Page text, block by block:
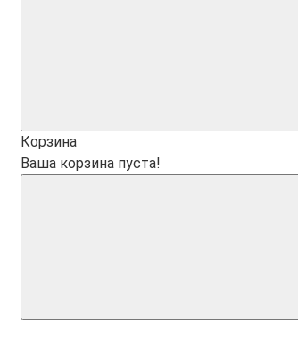
Корзина
Ваша корзина пуста!